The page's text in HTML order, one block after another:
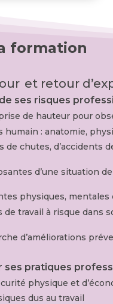
formation
et retour
ses risques
de hauteur pour
humain : anatomie,
de chutes, d’accidents
d’une situation
physiques,
de travail à risque dans
d’améliorations
pratiques
physique et
dus au travail